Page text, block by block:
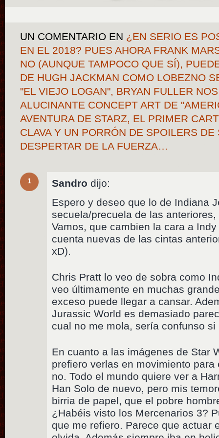
UN COMENTARIO EN ¿EN SERIO ES
EN EL 2018? PUES AHORA FRANK
NO (AUNQUE TAMPOCO QUE SÍ),
DE HUGH JACKMAN COMO LOBEZNO
"EL VIEJO LOGAN", BRYAN FULLER
ALUCINANTE CONCEPT ART DE
AVENTURA DE STARZ, EL PRIMER
CLAVA Y UN PORRÓN DE SPOILERS DE
DESPERTAR DE LA FUERZA…
1 Sandro dijo:
Espero y deseo que lo de Indiana
secuela/precuela de las
Vamos, que cambien la cara a
cuenta nuevas de las cintas
xD).
Chris Pratt lo veo de sobra como
veo últimamente en muchas
exceso puede llegar a cansar.
Jurassic World es demasiado
cual no me mola, sería confunso
En cuanto a las imágenes de Star
prefiero verlas en movimiento
no. Todo el mundo quiere ver a
Han Solo de nuevo, pero mis
birria de papel, que el pobre
¿Habéis visto los Mercenarios 3?
que me refiero. Parece que actuar